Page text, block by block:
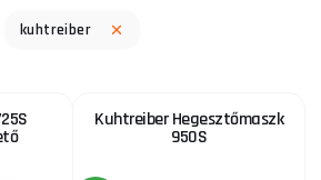
kuhtreiber
Kuhtreiber Hegesztőmaszk
950S